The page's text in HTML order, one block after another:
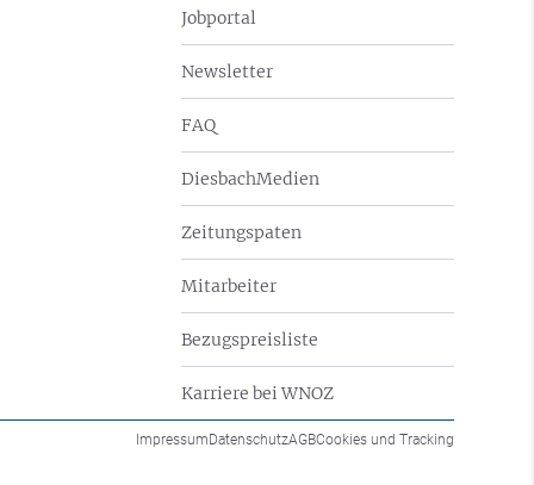
Jobportal
Newsletter
FAQ
DiesbachMedien
Zeitungspaten
Mitarbeiter
Bezugspreisliste
Karriere bei WNOZ
ImpressumDatenschutzAGBCookies und Tracking